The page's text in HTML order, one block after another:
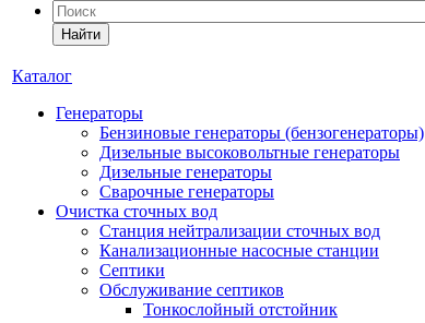
Найти
Каталог
Генераторы
Бензиновые генераторы (бензогенераторы)
Дизельные высоковольтные генераторы
Дизельные генераторы
Сварочные генераторы
Очистка сточных вод
Станция нейтрализации сточных вод
Канализационные насосные станции
Септики
Обслуживание септиков
Тонкослойный отстойник